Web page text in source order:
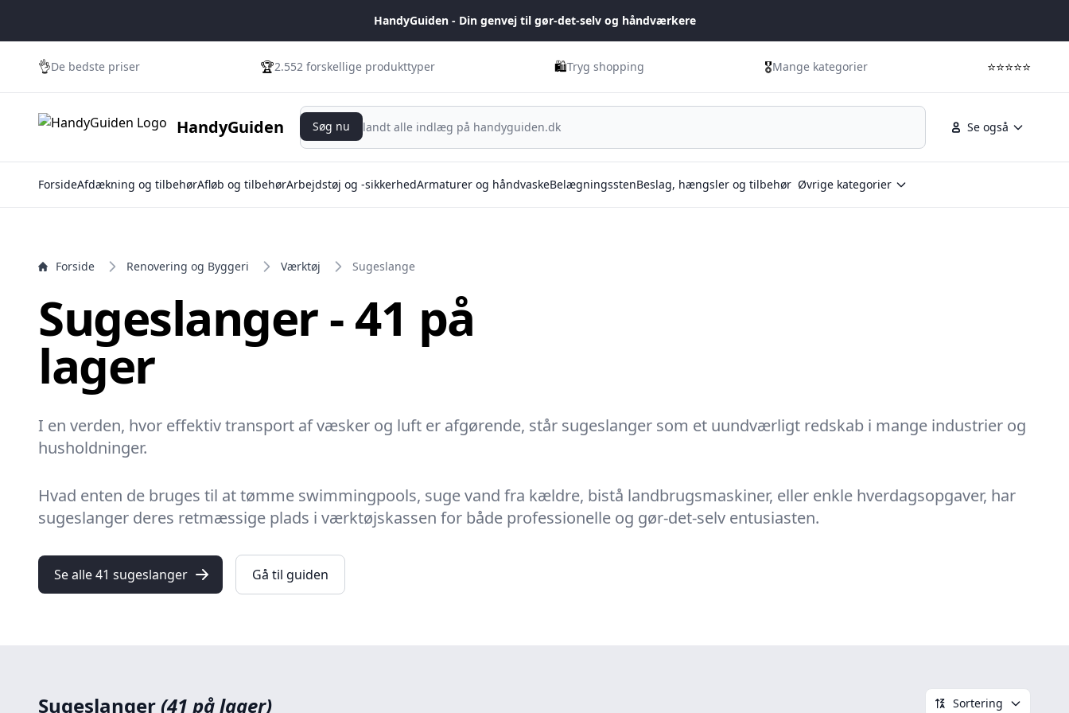
HandyGuiden - Din genvej til gør-det-selv og håndværkere
👌De bedste priser 🏆2.552 forskellige produkttyper 🛍️Tryg shopping 🎖️Mange kategorier ⭐⭐⭐⭐⭐
HandyGuiden Se også
Søg nu
Søg nu
ForsideAfdækning og tilbehørAfløb og tilbehørArbejdstøj og -sikkerhedArmaturer og håndvaskeBelægningsstenBeslag, hængsler og tilbehør Øvrige kategorier
Forside Renovering og Byggeri Værktøj Sugeslange
Sugeslanger - 41 på
lager
I en verden, hvor effektiv transport af væsker og luft er afgørende, står sugeslanger som et uundværligt redskab i mange industrier og
husholdninger.
Hvad enten de bruges til at tømme swimmingpools, suge vand fra kældre, bistå landbrugsmaskiner, eller enkle hverdagsopgaver, har
sugeslanger deres retmæssige plads i værktøjskassen for både professionelle og gør-det-selv entusiasten.
Se alle 41 sugeslanger Gå til guiden
Sugeslanger(41 på lager) Sortering